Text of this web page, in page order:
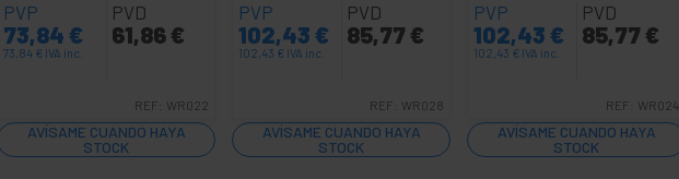
PVP
73,84 €
73,84 € IVA inc.
PVD
61,86 €
REF: WR022
AVÍSAME CUANDO HAYA
STOCK
PVP
102,43 €
102,43 € IVA inc.
PVD
85,77 €
REF: WR028
AVÍSAME CUANDO HAYA
STOCK
PVP
102,43 €
102,43 € IVA inc.
PVD
85,77 €
REF: WR024
AVÍSAME CUANDO HAYA
STOCK